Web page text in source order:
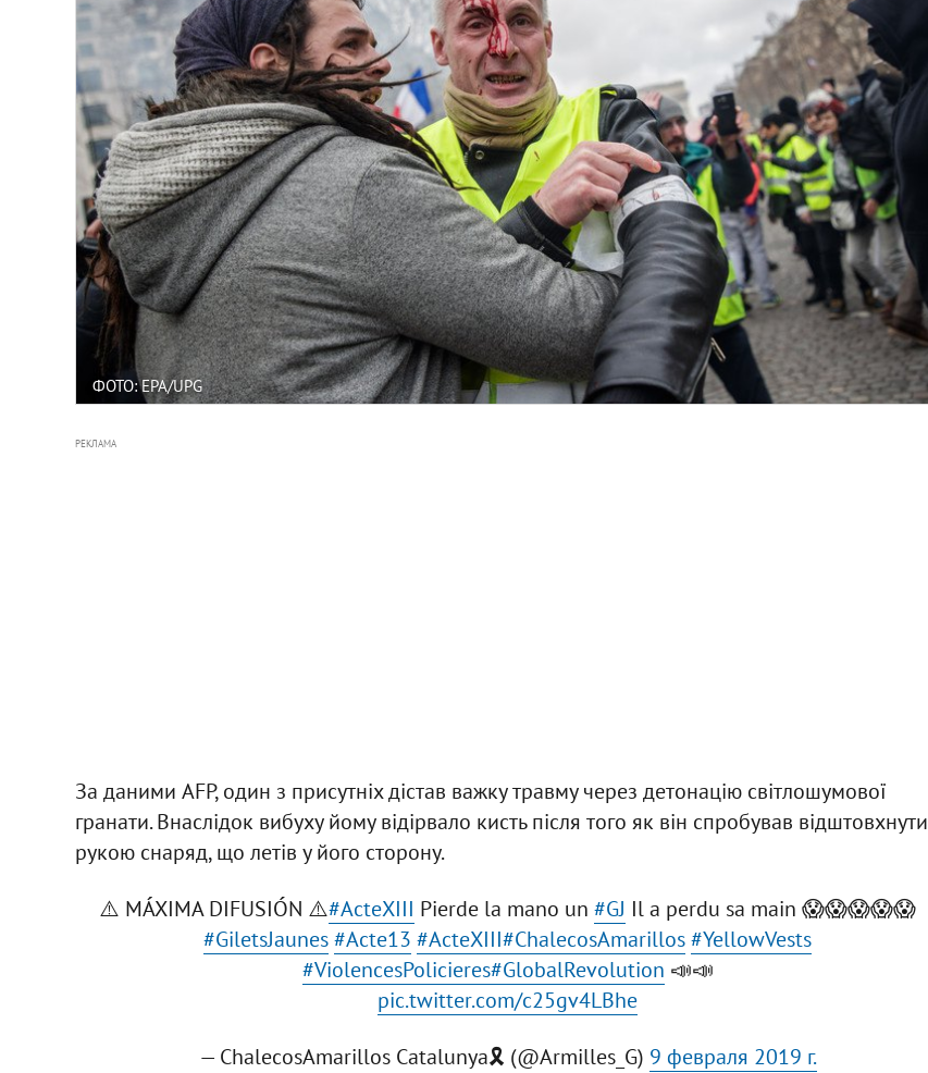
ФОТО: EPA/UPG
РЕКЛАМА
За даними AFP, один з присутніх дістав важку травму через детонацію світлошумової
гранати. Внаслідок вибуху йому відірвало кисть після того як він спробував відштовхнути
рукою снаряд, що летів у його сторону.
⚠️ MÁXIMA DIFUSIÓN ⚠️#ActeXIII Pierde la mano un#GJ Il a perdu sa main 😱😱😱😱😱
#GiletsJaunes #Acte13 #ActeXIII#ChalecosAmarillos #YellowVests
#ViolencesPolicieres#GlobalRevolution 📣📣
pic.twitter.com/c25gv4LBhe
— ChalecosAmarillos Catalunya🎗️ (@Armilles_G) 9 февраля 2019 г.